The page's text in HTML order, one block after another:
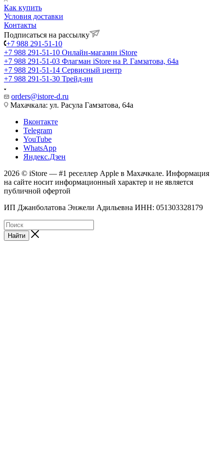
Как купить
Условия доставки
Контакты
Подписаться на рассылку
+7 988 291-51-10
+7 988 291-51-10 Онлайн-магазин iStore
+7 988 291-51-03 Флагман iStore на Р. Гамзатова, 64а
+7 988 291-51-14 Сервисный центр
+7 988 291-51-30 Трейд-ин
orders@istore-d.ru
Махачкала: ул. Расула Гамзатова, 64а
Вконтакте
Telegram
YouTube
WhatsApp
Яндекс.Дзен
2026 © iStore — #1 реселлер Apple в Махачкале. Информация
на сайте носит информационный характер и не является
публичной офертой
ИП Джанболатова Энжели Адильевна ИНН: 051303328179
Найти